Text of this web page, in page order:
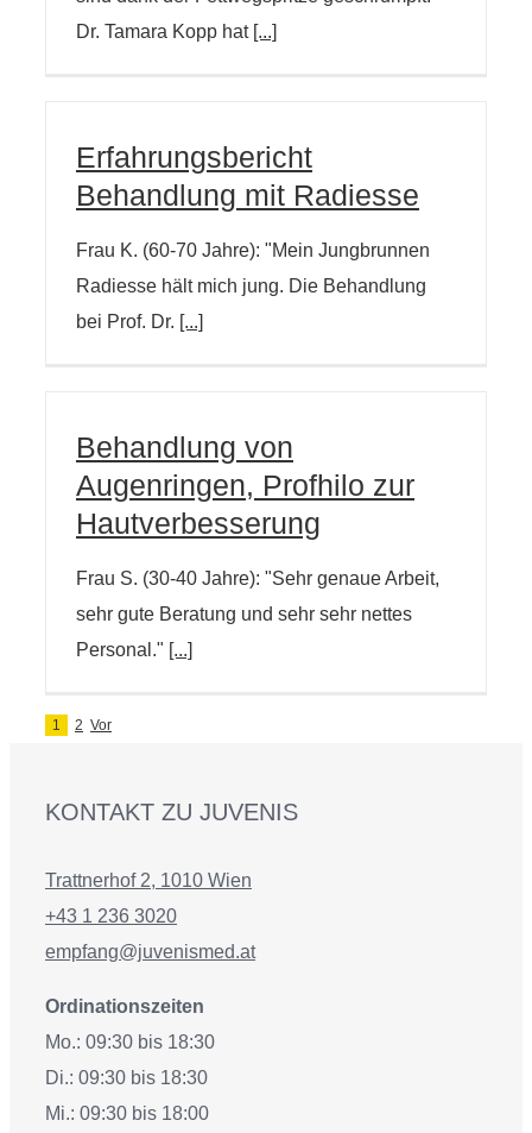
Dr. Tamara Kopp hat [...]
Erfahrungsbericht
Behandlung mit Radiesse
Frau K. (60-70 Jahre): "Mein Jungbrunnen
Radiesse hält mich jung. Die Behandlung
bei Prof. Dr. [...]
Behandlung von
Augenringen, Profhilo zur
Hautverbesserung
Frau S. (30-40 Jahre): "Sehr genaue Arbeit,
sehr gute Beratung und sehr sehr nettes
Personal." [...]
1 2 Vor
KONTAKT ZU JUVENIS
Trattnerhof 2, 1010 Wien
+43 1 236 3020
empfang@juvenismed.at
Ordinationszeiten
Mo.: 09:30 bis 18:30
Di.: 09:30 bis 18:30
Mi.: 09:30 bis 18:00